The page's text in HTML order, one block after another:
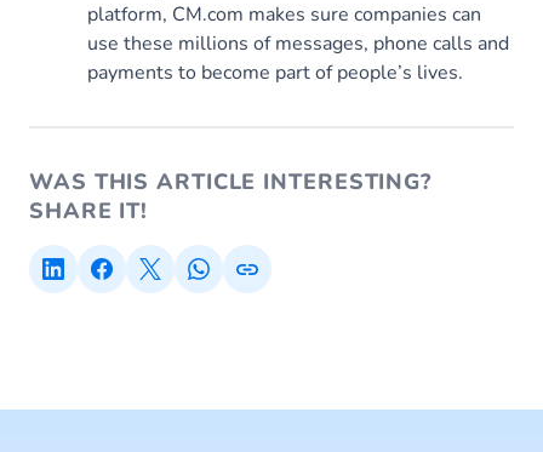
platform, CM.com makes sure companies can
use these millions of messages, phone calls and
payments to become part of people’s lives.
WAS THIS ARTICLE INTERESTING?
SHARE IT!